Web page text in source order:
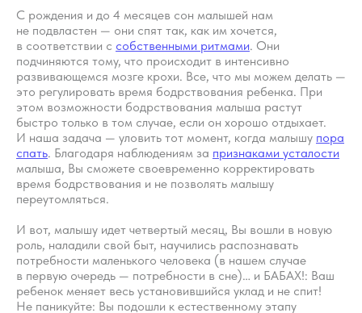
С рождения и до 4 месяцев сон малышей нам
не подвластен — они спят так, как им хочется,
в соответствии с собственными ритмами. Они
подчиняются тому, что происходит в интенсивно
развивающемся мозге крохи. Все, что мы можем делать —
это регулировать время бодрствования ребенка. При
этом возможности бодрствования малыша растут
быстро только в том случае, если он хорошо отдыхает.
И наша задача — уловить тот момент, когда малышу пора
спать. Благодаря наблюдениям за признаками усталости
малыша, Вы сможете своевременно корректировать
время бодрствования и не позволять малышу
переутомляться.
И вот, малышу идет четвертый месяц, Вы вошли в новую
роль, наладили свой быт, научились распознавать
потребности маленького человека (в нашем случае
в первую очередь — потребности в сне)… и БАБАХ!: Ваш
ребенок меняет весь установившийся уклад и не спит!
Не паникуйте: Вы подошли к естественному этапу